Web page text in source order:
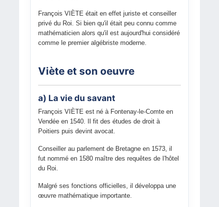
François VIÈTE était en effet juriste et conseiller
privé du Roi. Si bien qu'il était peu connu comme
mathématicien alors qu'il est aujourd'hui considéré
comme le premier algébriste moderne.
Viète et son oeuvre
a) La vie du savant
François VIÈTE est né à Fontenay-le-Comte en
Vendée en 1540. Il fit des études de droit à
Poitiers puis devint avocat.
Conseiller au parlement de Bretagne en 1573, il
fut nommé en 1580 maître des requêtes de I'hôtel
du Roi.
Malgré ses fonctions officielles, il développa une
œuvre mathématique importante.